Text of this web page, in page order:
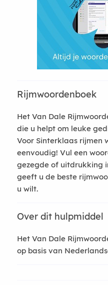
Rijmwoordenboek
Het Van Dale
die u helpt om leuke
Voor Sinterklaas rijmen
eenvoudig! Vul een
gezegde of uitdrukking
geeft u de beste
u wilt.
Over dit hulpmiddel
Het Van Dale
op basis van